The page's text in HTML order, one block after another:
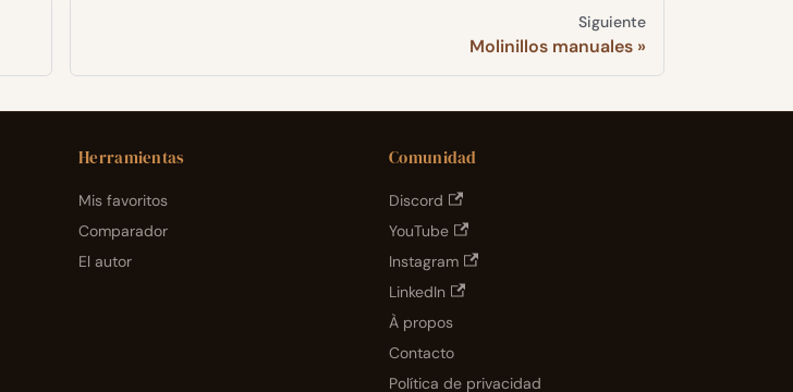
Siguiente
Molinillos manuales
Herramientas
Mis favoritos
Comparador
El autor
Comunidad
Discord
YouTube
Instagram
LinkedIn
À propos
Contacto
Política de privacidad